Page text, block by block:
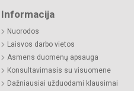
Informacija
Nuorodos
Laisvos darbo vietos
Asmens duomenų apsauga
Konsultavimasis su visuomene
Dažniausiai užduodami klausimai